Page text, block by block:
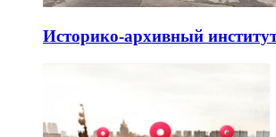
Историко-архивный